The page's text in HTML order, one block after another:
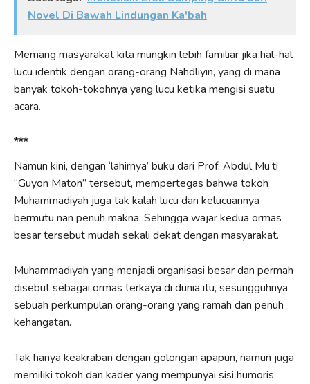
Novel Di Bawah Lindungan Ka'bah
Memang masyarakat kita mungkin lebih familiar jika hal-hal
lucu identik dengan orang-orang Nahdliyin, yang di mana
banyak tokoh-tokohnya yang lucu ketika mengisi suatu
acara.
***
Namun kini, dengan ‘lahirnya’ buku dari Prof. Abdul Mu’ti
“Guyon Maton” tersebut, mempertegas bahwa tokoh
Muhammadiyah juga tak kalah lucu dan kelucuannya
bermutu nan penuh makna. Sehingga wajar kedua ormas
besar tersebut mudah sekali dekat dengan masyarakat.
Muhammadiyah yang menjadi organisasi besar dan permah
disebut sebagai ormas terkaya di dunia itu, sesungguhnya
sebuah perkumpulan orang-orang yang ramah dan penuh
kehangatan.
Tak hanya keakraban dengan golongan apapun, namun juga
memiliki tokoh dan kader yang mempunyai sisi humoris